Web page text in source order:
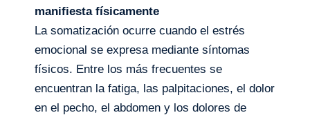
manifiesta físicamente
La somatización ocurre cuando el estrés
emocional se expresa mediante síntomas
físicos. Entre los más frecuentes se
encuentran la fatiga, las palpitaciones, el dolor
en el pecho, el abdomen y los dolores de